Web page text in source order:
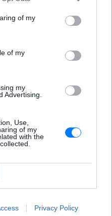
of my
of my
my
Advertising.
Use,
of my
with the
Privacy Policy
γιαούρτι: Μία
και τα scrambled
απογειωθούν
γιαούρτι αλλάζει την υφή
του πρωινού χωρίς να
δεν έχει
– Και η Charlize
ότι μπορώ να ξαναζήσω με
– Η εξομολόγηση της ηθοποιού
Τα σημάδια που
να αγνοήσεις
ΏΡΕΣ
χτυπάει πολλές γυναίκες
το καταλάβουν εγκαίρως